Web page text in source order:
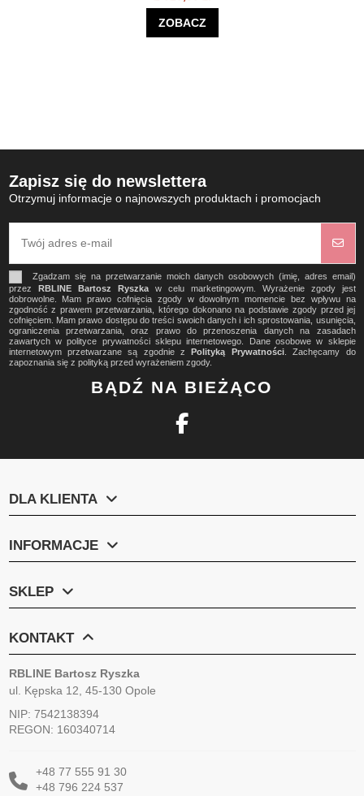
ZOBACZ
Zapisz się do newslettera
Otrzymuj informacje o najnowszych produktach i promocjach
Zgadzam się na przetwarzanie moich danych osobowych (imię, adres email)
przez RBLINE Bartosz Ryszkaw celu marketingowym. Wyrażenie zgody jest
dobrowolne. Mam prawo cofnięcia zgody w dowolnym momencie bez wpływu na
zgodność z prawem przetwarzania, którego dokonano na podstawie zgody przed jej
cofnięciem. Mam prawo dostępu do treści swoich danych i ich sprostowania, usunięcia,
ograniczenia przetwarzania, oraz prawo do przenoszenia danych na zasadach
zawartych w polityce prywatności sklepu internetowego. Dane osobowe w sklepie
internetowym przetwarzane są zgodnie zPolityką Prywatności. Zachęcamy do
zapoznania się z polityką przed wyrażeniem zgody.
BĄDŹ NA BIEŻĄCO
DLA KLIENTA
INFORMACJE
SKLEP
KONTAKT
RBLINE Bartosz Ryszka
ul. Kępska 12, 45-130 Opole
NIP: 7542138394
REGON: 160340714
+48 77 555 91 30
+48 796 224 537